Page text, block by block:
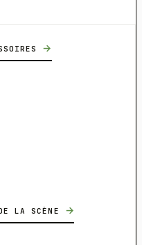
→
LA SCÈNE →